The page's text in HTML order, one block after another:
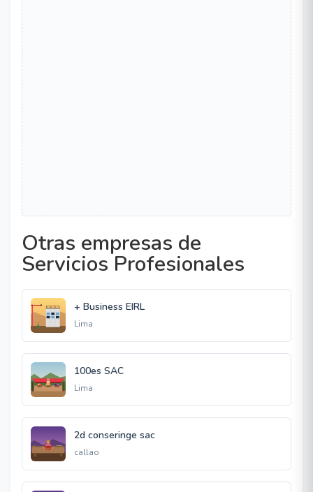
Otras empresas de
Servicios Profesionales
+ Business EIRL
Lima
100es SAC
Lima
2d conseringe sac
callao